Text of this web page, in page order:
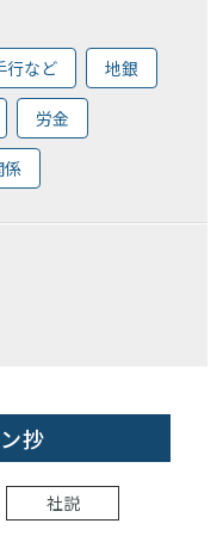
行など 地銀
労金
係
抄
社説